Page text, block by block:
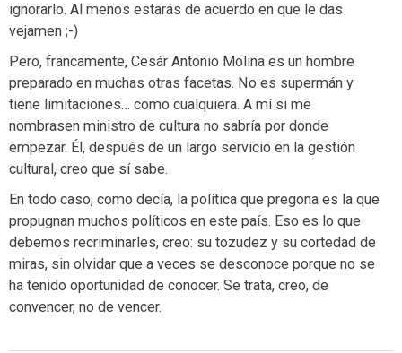
ignorarlo. Al menos estarás de acuerdo en que le das
vejamen ;-)
Pero, francamente, Cesár Antonio Molina es un hombre
preparado en muchas otras facetas. No es supermán y
tiene limitaciones… como cualquiera. A mí si me
nombrasen ministro de cultura no sabría por donde
empezar. Él, después de un largo servicio en la gestión
cultural, creo que sí sabe.
En todo caso, como decía, la política que pregona es la que
propugnan muchos políticos en este país. Eso es lo que
debemos recriminarles, creo: su tozudez y su cortedad de
miras, sin olvidar que a veces se desconoce porque no se
ha tenido oportunidad de conocer. Se trata, creo, de
convencer, no de vencer.